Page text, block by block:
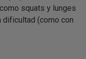
squats y lunges
dificultad (como con